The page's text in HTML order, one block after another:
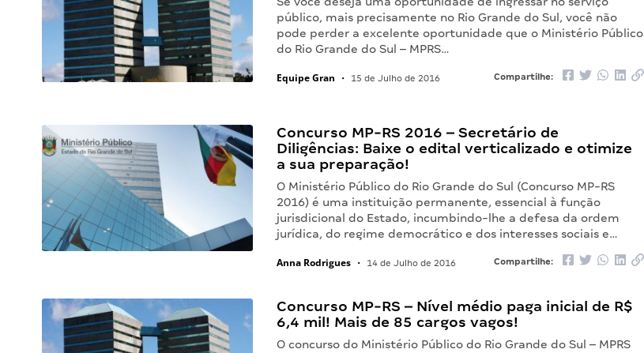
público, mais precisamente no Rio Grande do Sul, você não
pode perder a excelente oportunidade que o Ministério Público
do Rio Grande do Sul – MPRS…
Equipe Gran • 15 de Julho de 2016 Compartilhe:
Concurso MP-RS 2016 – Secretário de
Diligências: Baixe o edital verticalizado e otimize
a sua preparação!
O Ministério Público do Rio Grande do Sul (Concurso MP-RS
2016) é uma instituição permanente, essencial à função
jurisdicional do Estado, incumbindo-lhe a defesa da ordem
jurídica, do regime democrático e dos interesses sociais e…
Anna Rodrigues • 14 de Julho de 2016 Compartilhe:
Concurso MP-RS – Nível médio paga inicial de R$
6,4 mil! Mais de 85 cargos vagos!
O concurso do Ministério Público do Rio Grande do Sul – MPRS